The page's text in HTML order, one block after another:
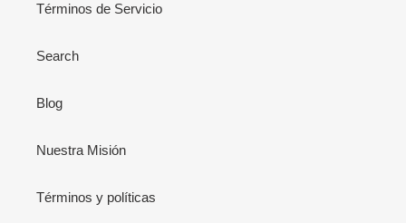
Términos de Servicio
Search
Blog
Nuestra Misión
Términos y políticas